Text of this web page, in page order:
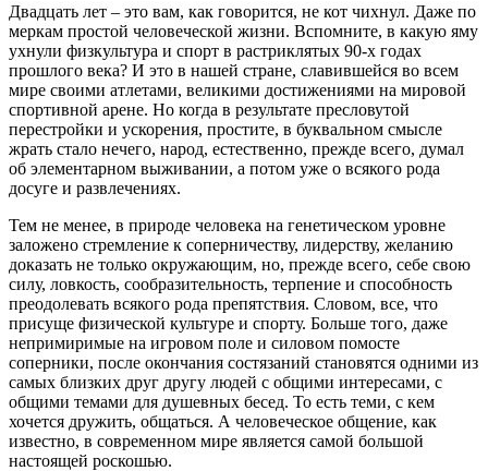
Двадцать лет – это вам, как говорится, не кот чихнул. Даже по
меркам простой человеческой жизни. Вспомните, в какую яму
ухнули физкультура и спорт в растриклятых 90-х годах
прошлого века? И это в нашей стране, славившейся во всем
мире своими атлетами, великими достижениями на мировой
спортивной арене. Но когда в результате пресловутой
перестройки и ускорения, простите, в буквальном смысле
жрать стало нечего, народ, естественно, прежде всего, думал
об элементарном выживании, а потом уже о всякого рода
досуге и развлечениях.
Тем не менее, в природе человека на генетическом уровне
заложено стремление к соперничеству, лидерству, желанию
доказать не только окружающим, но, прежде всего, себе свою
силу, ловкость, сообразительность, терпение и способность
преодолевать всякого рода препятствия. Словом, все, что
присуще физической культуре и спорту. Больше того, даже
непримиримые на игровом поле и силовом помосте
соперники, после окончания состязаний становятся одними из
самых близких друг другу людей с общими интересами, с
общими темами для душевных бесед. То есть теми, с кем
хочется дружить, общаться. А человеческое общение, как
известно, в современном мире является самой большой
настоящей роскошью.